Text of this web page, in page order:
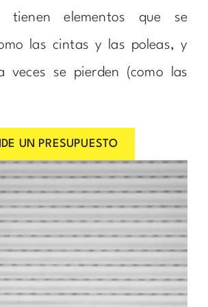
tienen elementos que se
las cintas y las poleas, y
veces se pierden (como las
UN PRESUPUESTO